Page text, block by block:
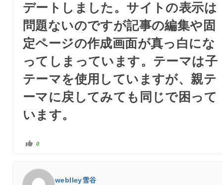
デートしました。サイトの表示は
問題ないのですが記事の編集や固
定ページの作成画面が真っ白にな
ってしまっています。テーマは子
テーマを使用していますが、親テ
ーマに戻してみても同じで困って
います。
い
い
ク
ッ
0
weblley雪谷